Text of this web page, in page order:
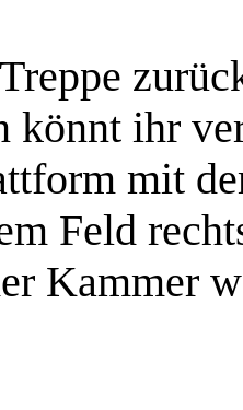
könnt ihr
mit
Feld
Kammer